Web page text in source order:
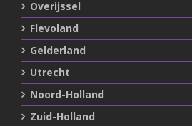
Overijssel
Flevoland
Gelderland
Utrecht
Noord-Holland
Zuid-Holland